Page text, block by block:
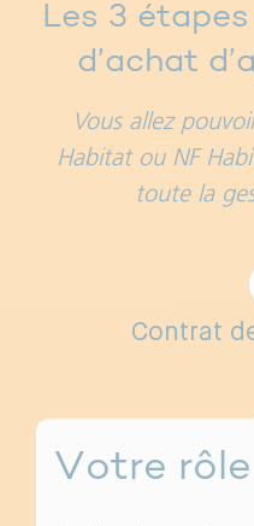
Les 3
d’achat
Vous allez
Habitat ou NF
toute la
Contrat
Votre rôle